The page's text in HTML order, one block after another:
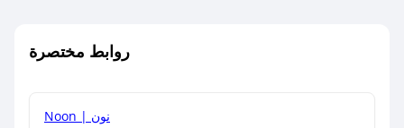
روابط مختصرة
Noon | نون